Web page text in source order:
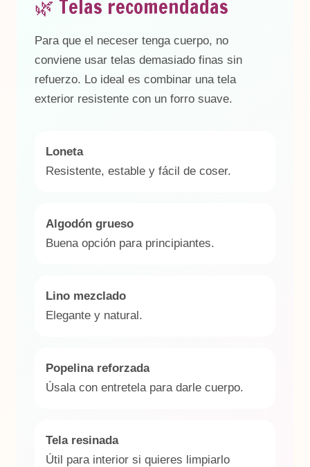
🌿 Telas recomendadas
Para que el neceser tenga cuerpo, no
conviene usar telas demasiado finas sin
refuerzo. Lo ideal es combinar una tela
exterior resistente con un forro suave.
Loneta
Resistente, estable y fácil de coser.
Algodón grueso
Buena opción para principiantes.
Lino mezclado
Elegante y natural.
Popelina reforzada
Úsala con entretela para darle cuerpo.
Tela resinada
Útil para interior si quieres limpiarlo